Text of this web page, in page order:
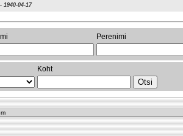
1940-04-17
Perenimi
Koht